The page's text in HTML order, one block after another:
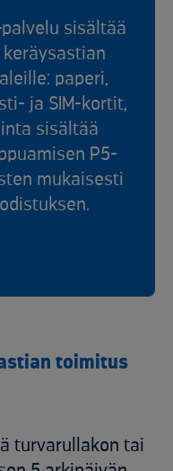
sisältää
paperi,
ja SIM-kortit,
sisältää
P5-
mukaisesti
toimitus
turvarullakon tai